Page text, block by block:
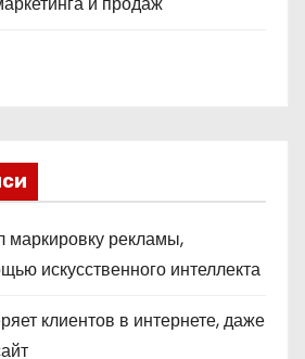
рекламы,
искусственного интеллекта
клиентов в интернете, даже